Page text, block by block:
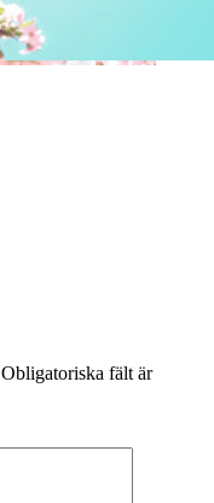
Obligatoriska fält är